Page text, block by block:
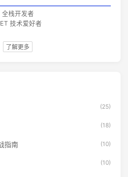
全栈开发者
技术爱好者
了解更多
(25)
(18)
指南 (10)
(10)